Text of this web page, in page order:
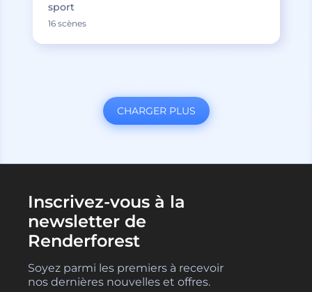
sport
16 scènes
CHARGER PLUS
Inscrivez-vous à la
newsletter de
Renderforest
Soyez parmi les premiers à recevoir
nos dernières nouvelles et offres.